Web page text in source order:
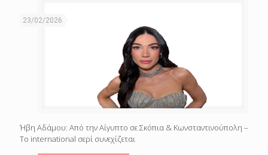
23/02/2026
Ήβη Αδάμου: Από την Αίγυπτο σε Σκόπια & Κωνσταντινούπολη –
Το international σερί συνεχίζεται